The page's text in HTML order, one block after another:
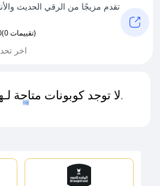
تقدم مزيجًا من الرقي الحديث
(0 تقييمات)
اخر تحديث:
لا توجد كوبونات متاحة لـهذا المتجر حاليًا.